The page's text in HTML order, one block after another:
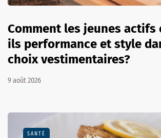
Comment les jeunes
ils performance et style
choix vestimentaires?
9 août 2026
SANTÉ